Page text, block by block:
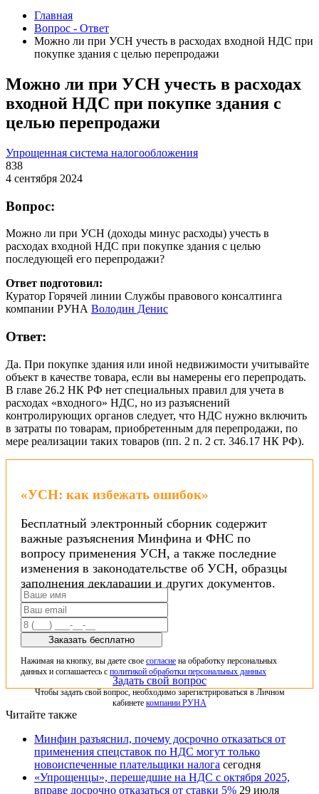
Главная
Вопрос - Ответ
Можно ли при УСН учесть в расходах входной НДС при
покупке здания с целью перепродажи
Можно ли при УСН учесть в расходах
входной НДС при покупке здания с
целью перепродажи
Упрощенная система налогообложения
838
4 сентября 2024
Вопрос:
Можно ли при УСН (доходы минус расходы) учесть в
расходах входной НДС при покупке здания с целью
последующей его перепродажи?
Ответ подготовил:
Куратор Горячей линии Службы правового консалтинга
компании РУНА Володин Денис
Ответ:
Да. При покупке здания или иной недвижимости учитывайте
объект в качестве товара, если вы намерены его перепродать.
В главе 26.2 НК РФ нет специальных правил для учета в
расходах «входного» НДС, но из разъяснений
контролирующих органов следует, что НДС нужно включить
в затраты по товарам, приобретенным для перепродажи, по
мере реализации таких товаров (пп. 2 п. 2 ст. 346.17 НК РФ).
«УСН: как избежать ошибок»
Бесплатный электронный сборник содержит
важные разъяснения Минфина и ФНС по
вопросу применения УСН, а также последние
изменения в законодательстве об УСН, образцы
заполнения декларации и других документов.
Заказать бесплатно
Нажимая на кнопку, вы даете свое согласие на обработку персональных
данных и соглашаетесь с политикой обработки персональных данных
Задать свой вопрос
Чтобы задать свой вопрос, необходимо зарегистрироваться в Личном
кабинете компании РУНА
Читайте также
Минфин разъяснил, почему досрочно отказаться от
применения спецставок по НДС могут только
новоиспеченные плательщики налога сегодня
«Упрощенцы», перешедшие на НДС с октября 2025,
вправе досрочно отказаться от ставки 5% 29 июля